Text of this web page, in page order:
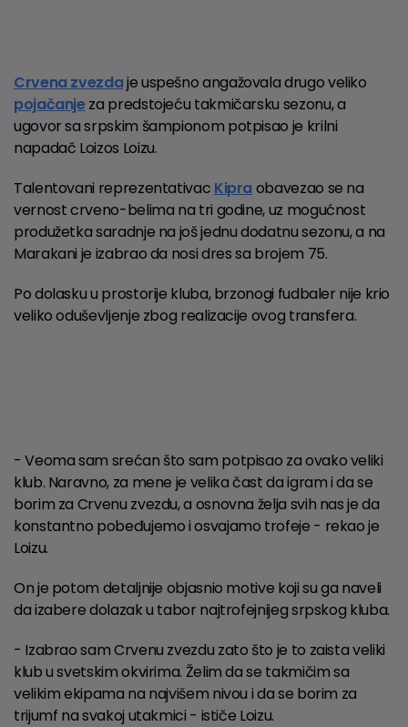
Crvena zvezdaje uspešno angažovala drugo veliko
pojačanje za predstojeću takmičarsku sezonu, a
ugovor sa srpskim šampionom potpisao je krilni
napadač Loizos Loizu.
Talentovani reprezentativac Kipraobavezao se na
vernost crveno-belima na tri godine, uz mogućnost
produžetka saradnje na još jednu dodatnu sezonu, a na
Marakani je izabrao da nosi dres sa brojem 75.
Po dolasku u prostorije kluba, brzonogi fudbaler nije krio
veliko oduševljenje zbog realizacije ovog transfera.
- Veoma sam srećan što sam potpisao za ovako veliki
klub. Naravno, za mene je velika čast da igram i da se
borim za Crvenu zvezdu, a osnovna želja svih nas je da
konstantno pobeđujemo i osvajamo trofeje - rekao je
Loizu.
On je potom detaljnije objasnio motive koji su ga naveli
da izabere dolazak u tabor najtrofejnijeg srpskog kluba.
- Izabrao sam Crvenu zvezdu zato što je to zaista veliki
klub u svetskim okvirima. Želim da se takmičim sa
velikim ekipama na najvišem nivou i da se borim za
trijumf na svakoj utakmici - ističe Loizu.